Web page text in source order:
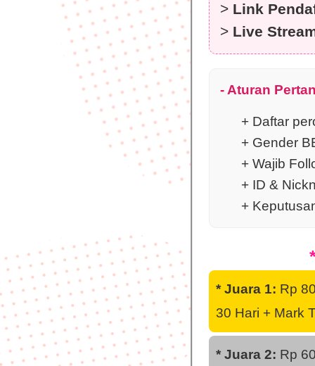
> Link
> Live
- Aturan
+ Daftar
+ Gender
+ Wajib
+ ID &
+
* Juara 1: Rp
30 Hari + Mark
* Juara 2: Rp